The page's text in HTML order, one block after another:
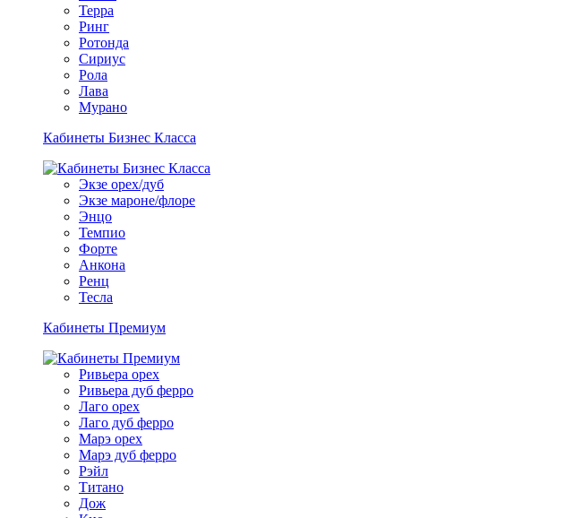
Терра
Ринг
Ротонда
Сириус
Рола
Лава
Мурано
Кабинеты Бизнес Класса
Экзе орех/дуб
Экзе мароне/флоре
Энцо
Темпио
Форте
Анкона
Ренц
Тесла
Кабинеты Премиум
Ривьера орех
Ривьера дуб ферро
Лаго орех
Лаго дуб ферро
Марэ орех
Марэ дуб ферро
Рэйл
Титано
Дож